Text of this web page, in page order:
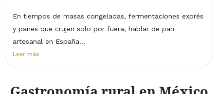
En tiempos de masas congeladas, fermentaciones exprés
y panes que crujen solo por fuera, hablar de pan
artesanal en España...
Leer más